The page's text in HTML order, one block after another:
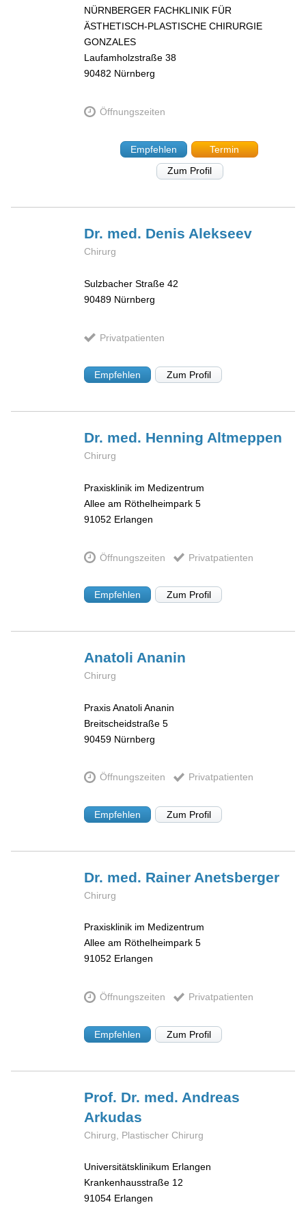
NÜRNBERGER FACHKLINIK FÜR
ÄSTHETISCH-PLASTISCHE CHIRURGIE
GONZALES
Laufamholzstraße 38
90482 Nürnberg
Öffnungszeiten
Empfehlen
Termin
Zum Profil
Dr. med. Denis Alekseev
Chirurg
Sulzbacher Straße 42
90489 Nürnberg
Privatpatienten
Empfehlen Zum Profil
Dr. med. Henning Altmeppen
Chirurg
Praxisklinik im Medizentrum
Allee am Röthelheimpark 5
91052 Erlangen
Öffnungszeiten Privatpatienten
Empfehlen Zum Profil
Anatoli Ananin
Chirurg
Praxis Anatoli Ananin
Breitscheidstraße 5
90459 Nürnberg
Öffnungszeiten Privatpatienten
Empfehlen Zum Profil
Dr. med. Rainer Anetsberger
Chirurg
Praxisklinik im Medizentrum
Allee am Röthelheimpark 5
91052 Erlangen
Öffnungszeiten Privatpatienten
Empfehlen Zum Profil
Prof. Dr. med. Andreas
Arkudas
Chirurg, Plastischer Chirurg
Universitätsklinikum Erlangen
Krankenhausstraße 12
91054 Erlangen